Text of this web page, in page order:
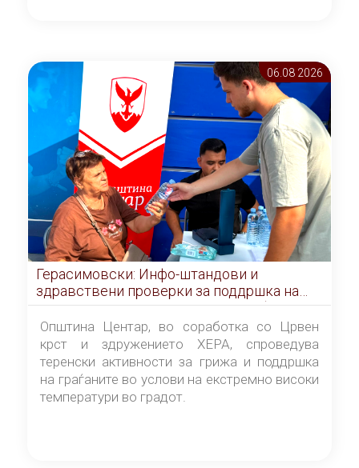
06.08 2026
Герасимовски: Инфо-штандови и
здравствени проверки за поддршка на
граѓаните во услови на топлотен бран
Општина Центар, во соработка со Црвен
крст и здружението ХЕРА, спроведува
теренски активности за грижа и поддршка
на граѓаните во услови на екстремно високи
температури во градот.